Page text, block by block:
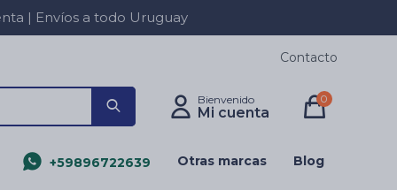
| Envíos a todo Uruguay
+59896722639 Otras marcas Blog
0
Contacto